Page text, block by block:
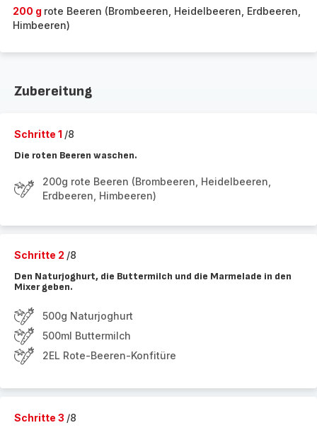
200 g rote Beeren (Brombeeren, Heidelbeeren, Erdbeeren,
Himbeeren)
Zubereitung
Schritte 1 /8
Die roten Beeren waschen.
200g rote Beeren (Brombeeren, Heidelbeeren,
Erdbeeren, Himbeeren)
Schritte 2 /8
Den Naturjoghurt, die Buttermilch und die Marmelade in den
Mixer geben.
500g Naturjoghurt
500ml Buttermilch
2EL Rote-Beeren-Konfitüre
Schritte 3 /8